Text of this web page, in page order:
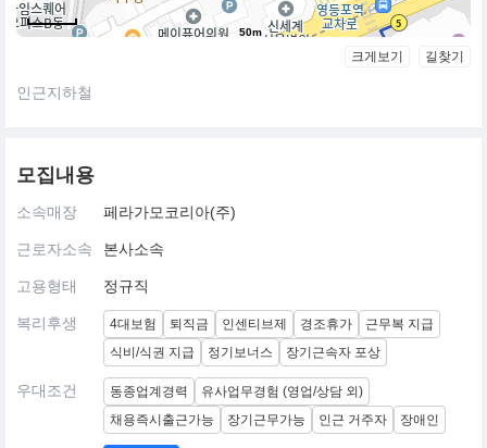
50m
크게보기 길찾기
인근지하철
모집내용
소속매장 페라가모코리아(주)
근로자소속 본사소속
고용형태 정규직
복리후생 4대보험 퇴직금 인센티브제 경조휴가
근무복 지급
식비/식권 지급
정기보너스 장기근속자 포상
우대조건 동종업계경력
유사업무경험 (영업/상담 외)
채용즉시출근가능
장기근무가능 인근 거주자 장애인